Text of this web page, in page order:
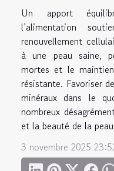
Un apport
l’alimentation
renouvellement
à une peau saine,
mortes et le
résistante. Favoriser
minéraux dans le
nombreux
et la beauté de la
3 novembre 2025